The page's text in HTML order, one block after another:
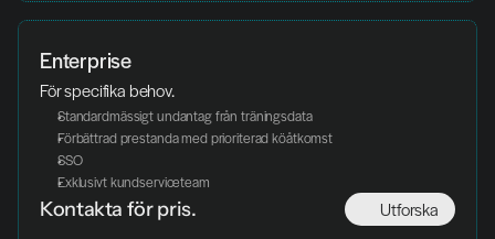
Enterprise
För specifika behov.
Standardmässigt undantag från träningsdata
Förbättrad prestanda med prioriterad köåtkomst
SSO
Exklusivt kundserviceteam
Utforska
Kontakta för pris.